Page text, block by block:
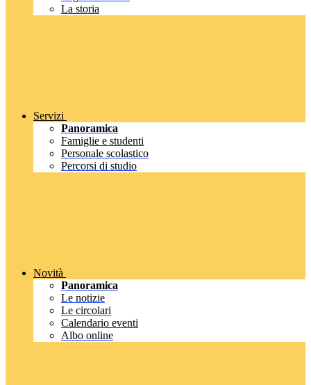
La storia
Servizi
Panoramica
Famiglie e studenti
Personale scolastico
Percorsi di studio
Novità
Panoramica
Le notizie
Le circolari
Calendario eventi
Albo online